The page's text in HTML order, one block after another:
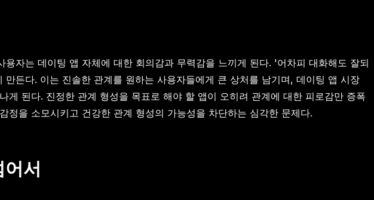
자는 데이팅 앱 자체에 대한 회의감과 무력감을 느끼게 된다. '어차피 대화해도 잘되
든다. 이는 진솔한 관계를 원하는 사용자들에게 큰 상처를 남기며, 데이팅 앱 시장
된다. 진정한 관계 형성을 목표로 해야 할 앱이 오히려 관계에 대한 피로감만 증폭
을 소모시키고 건강한 관계 형성의 가능성을 차단하는 심각한 문제다.
서